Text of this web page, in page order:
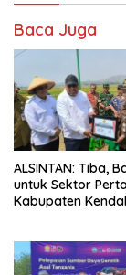
Baca Juga
ALSINTAN: Tiba,
untuk Sektor
Kabupaten